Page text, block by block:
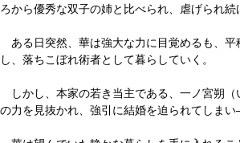
ろから優秀な双子の姉と比べられ、虐げられ続
ある日突然、華は強大な力に目覚めるも、平
し、落ちこぼれ術者として暮らしていく。
しかし、本家の若き当主である、一ノ宮朔（
の力を見抜かれ、強引に結婚を迫られてしま